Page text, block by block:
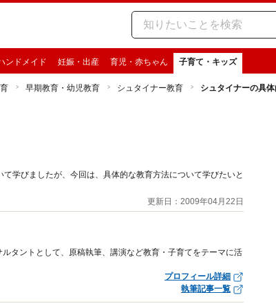
ンドメイド 妊娠・出産 育児・赤ちゃん 子育て・キッズ
早期教育・幼児教育 シュタイナー教育 シュタイナーの具
学びましたが、今回は、具体的な教育方法について学びたいと
更新日：2009年04月22日
タントとして、原稿執筆、講演など教育・子育てをテーマに活
プロフィール詳細
執筆記事一覧